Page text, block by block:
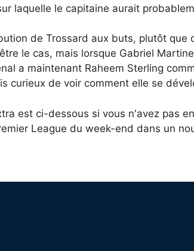
laquelle le capitaine aurait
de Trossard aux buts, plutôt
le cas, mais lorsque Gabriel
a maintenant Raheem Sterling
curieux de voir comment elle se
est ci-dessous si vous n'avez pas
League du week-end dans un